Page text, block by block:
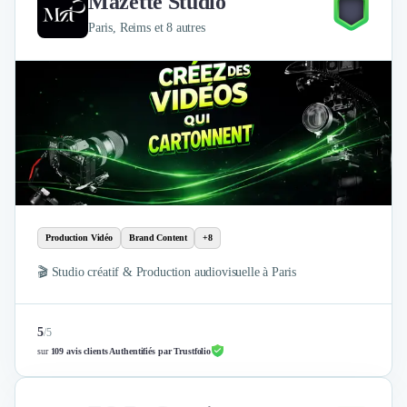
Publicité
Influence Marketing
Études Marketing
Présentations PowerPoint
SMS Marketing
Data Marketing
Logiciel Marketing
Assurance
Expertise Comptable
Subventions & Aides
Levée de fonds
Paris, Reims et 8 autres
Production Vidéo Brand Content +8
🎬 Studio créatif & Production audiovisuelle à Paris
5/5
sur 109 avis clients Authentifiés par Trustfolio